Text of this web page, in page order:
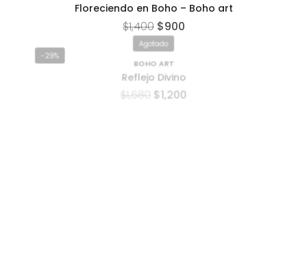
Floreciendo en Boho – Boho art
$1,400 $900
-29%
Agotado
BOHO ART
Reflejo Divino
$1,680 $1,200